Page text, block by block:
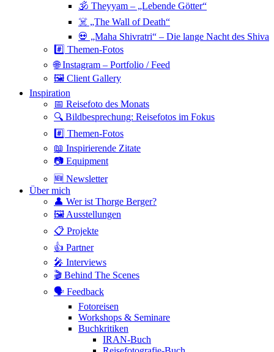
🕉 Theyyam – „Lebende Götter“
☠️ „The Wall of Death“
💀 „Maha Shivratri“ – Die lange Nacht des Shiva
#️⃣ Themen-Fotos
🌐 Instagram – Portfolio / Feed
🖼 Client Gallery
Inspiration
📅 Reisefoto des Monats
🔍 Bildbesprechung: Reisefotos im Fokus
#️⃣ Themen-Fotos
📖 Inspirierende Zitate
📷 Equipment
🆕 Newsletter
Über mich
👤 Wer ist Thorge Berger?
🖼 Ausstellungen
📋 Projekte
👍 Partner
🎤 Interviews
🎬 Behind The Scenes
🗣 Feedback
Fotoreisen
Workshops & Seminare
Buchkritiken
IRAN-Buch